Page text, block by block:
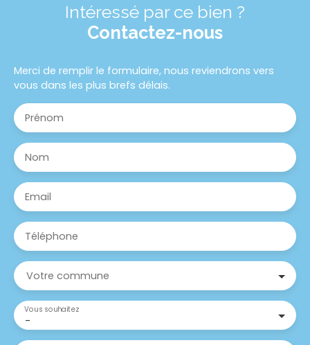
Intéressé par ce bien ?
Contactez-nous
Merci de remplir le formulaire, nous reviendrons vers
vous dans les plus brefs délais.
Prénom
Nom
Email
Téléphone
Votre commune
-
Vous souhaitez